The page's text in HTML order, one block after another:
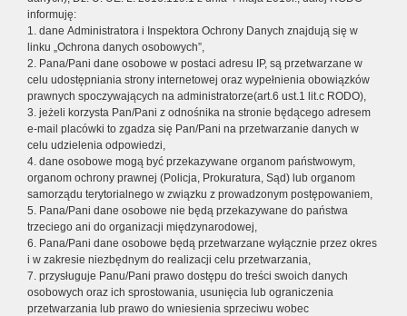
informuję:
1. dane Administratora i Inspektora Ochrony Danych znajdują się w
linku „Ochrona danych osobowych”,
2. Pana/Pani dane osobowe w postaci adresu IP, są przetwarzane w
celu udostępniania strony internetowej oraz wypełnienia obowiązków
prawnych spoczywających na administratorze(art.6 ust.1 lit.c RODO),
3. jeżeli korzysta Pan/Pani z odnośnika na stronie będącego adresem
e-mail placówki to zgadza się Pan/Pani na przetwarzanie danych w
celu udzielenia odpowiedzi,
4. dane osobowe mogą być przekazywane organom państwowym,
organom ochrony prawnej (Policja, Prokuratura, Sąd) lub organom
samorządu terytorialnego w związku z prowadzonym postępowaniem,
5. Pana/Pani dane osobowe nie będą przekazywane do państwa
trzeciego ani do organizacji międzynarodowej,
6. Pana/Pani dane osobowe będą przetwarzane wyłącznie przez okres
i w zakresie niezbędnym do realizacji celu przetwarzania,
7. przysługuje Panu/Pani prawo dostępu do treści swoich danych
osobowych oraz ich sprostowania, usunięcia lub ograniczenia
przetwarzania lub prawo do wniesienia sprzeciwu wobec